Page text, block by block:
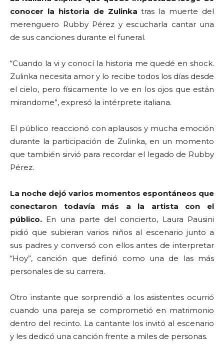
conocer la historia de Zulinka tras la muerte del
merenguero Rubby Pérez y escucharla cantar una
de sus canciones durante el funeral.
“Cuando la vi y conocí la historia me quedé en shock.
Zulinka necesita amor y lo recibe todos los días desde
el cielo, pero físicamente lo ve en los ojos que están
mirandome”, expresó la intérprete italiana.
El público reaccionó con aplausos y mucha emoción
durante la participación de Zulinka, en un momento
que también sirvió para recordar el legado de Rubby
Pérez.
La noche dejó varios momentos espontáneos que
conectaron todavía más a la artista con el
público. En una parte del concierto, Laura Pausini
pidió que subieran varios niños al escenario junto a
sus padres y conversó con ellos antes de interpretar
“Hoy”, canción que definió como una de las más
personales de su carrera.
Otro instante que sorprendió a los asistentes ocurrió
cuando una pareja se comprometió en matrimonio
dentro del recinto. La cantante los invitó al escenario
y les dedicó una canción frente a miles de personas.